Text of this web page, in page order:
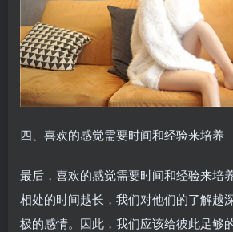
四、喜欢的感觉需要时间和经验来培养
最后，喜欢的感觉需要时间和经验来培
相处的时间越长，我们对他们的了解越
极的感情。因此，我们应该给彼此足够